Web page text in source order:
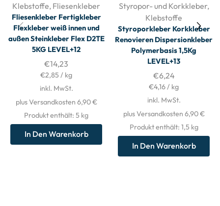
Klebstoffe, Fliesenkleber
Fliesenkleber Fertigkleber
Flexkleber weiß innen und
außen Steinkleber Flex D2TE
5KG LEVEL+12
€14,23
€2,85 / kg
inkl. MwSt.
plus Versandkosten 6,90 €
Produkt enthält: 5 kg
In Den Warenkorb
Styropor- und Korkkleber,
Klebstoffe
Styroporkleber Korkkleber
Renovieren Dispersionkleber
Polymerbasis 1,5Kg
LEVEL+13
€6,24
€4,16/ kg
inkl. MwSt.
plus Versandkosten 6,90 €
Produkt enthält: 1,5 kg
In Den Warenkorb